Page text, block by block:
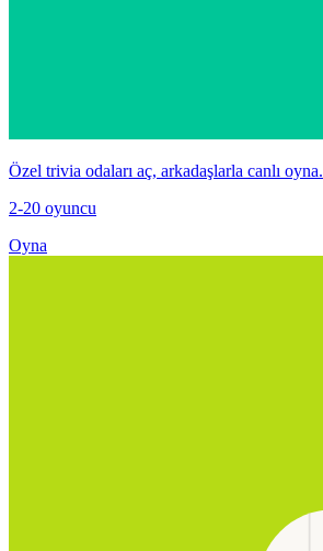
Özel trivia odaları aç, arkadaşlarla canlı oyna.
2-20 oyuncu
Oyna